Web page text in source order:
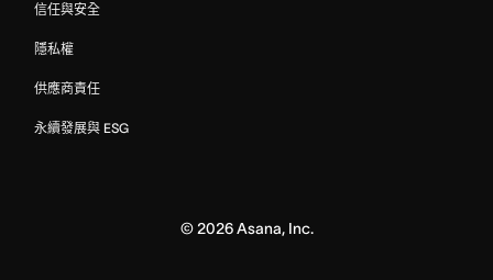
信任與安全
隱私權
供應商責任
永續發展與 ESG
© 2026Asana, Inc.